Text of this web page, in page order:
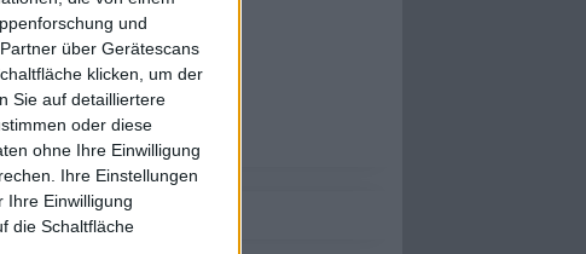
und
über Gerätescans
klicken, um der
Sie auf detailliertere
oder diese
ohne Ihre Einwilligung
Ihre Einstellungen
Ihre Einwilligung
die Schaltfläche